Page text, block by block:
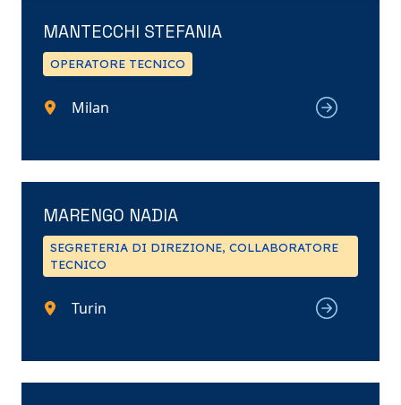
MANTECCHI STEFANIA
OPERATORE TECNICO
Milan
MARENGO NADIA
SEGRETERIA DI DIREZIONE, COLLABORATORE
TECNICO
Turin